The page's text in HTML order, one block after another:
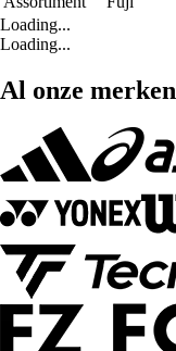
Loading...
Loading...
Al onze merken